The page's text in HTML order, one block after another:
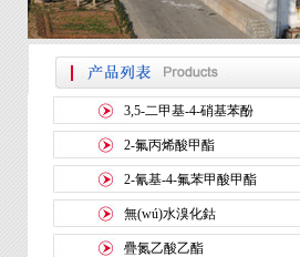
3,5-二甲基-4-硝基苯酚
2-氟丙烯酸甲酯
2-氰基-4-氟苯甲酸甲酯
無(wú)水溴化鈷
疊氮乙酸乙酯